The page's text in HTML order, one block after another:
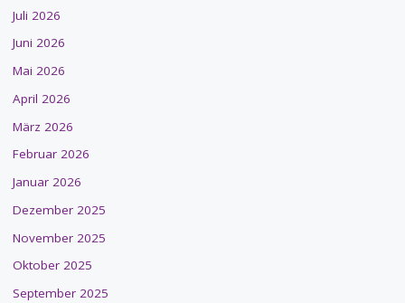
Juli 2026
Juni 2026
Mai 2026
April 2026
März 2026
Februar 2026
Januar 2026
Dezember 2025
November 2025
Oktober 2025
September 2025